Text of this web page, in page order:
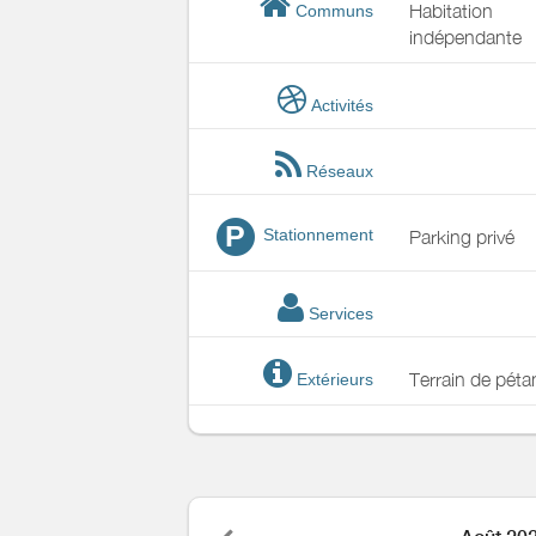
Communs
Habitation
indépendante
Activités
Réseaux
P Stationnement Parking privé
Services
Extérieurs Terrain de